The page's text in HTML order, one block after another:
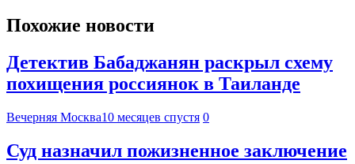
Похожие новости
Детектив Бабаджанян раскрыл схему
похищения россиянок в Таиланде
Вечерняя Москва10 месяцев спустя 0
Суд назначил пожизненное заключение